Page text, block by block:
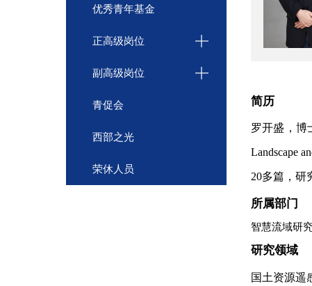
优秀青年基金
正高级岗位
副高级岗位
青促会
西部之光
荣休人员
简历
罗开盛，博
Landscape
20多篇，研
所属部门
智慧流域研
研究领域
国土资源遥